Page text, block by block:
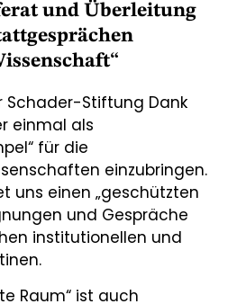
und Überleitung
Schader-Stiftung Dank
einmal als
für die
einzubringen.
uns einen „geschützten
und Gespräche
institutionellen und
Raum“ ist auch